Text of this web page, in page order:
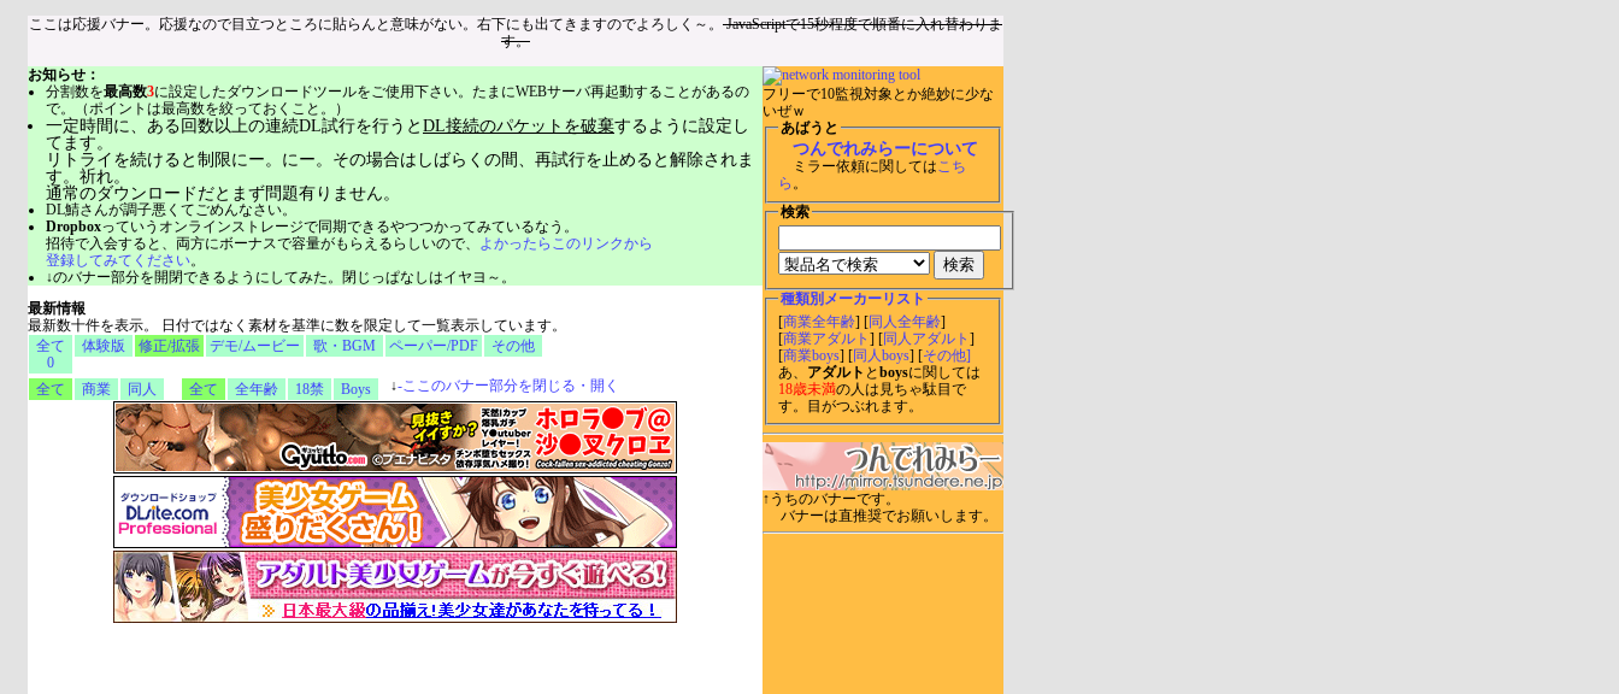
ここは応援バナー。応援なので目立つところに貼らんと意味がない。右下にも出てきますのでよろしく～。 JavaScriptで15秒程度で順番に入れ替わりま
す。
フリーで10監視対象とか絶妙に少な
いぜｗ
あばうと
つんでれみらーについて
ミラー依頼に関してはこち
ら 。
検索
種類別メーカーリスト
[商業全年齢 ] [同人全年齢]
[商業アダルト ] [同人アダルト ]
[商業boys] [同人boys ] [その他]
あ、 アダルト とboysに関しては
18歳未満の人は見ちゃ駄目で
す。目がつぶれます。
↑うちのバナーです。
バナーは直推奨でお願いします。
お知らせ：
分割数を最高数3に設定したダウンロードツールをご使用下さい。たまにWEBサーバ再起動することがあるの
で。（ポイントは最高数を絞っておくこと。）
一定時間に、ある回数以上の連続DL試行を行うとDL接続のパケットを破棄するように設定し
てます。
リトライを続けると制限にー。にー。その場合はしばらくの間、再試行を止めると解除されま
す。祈れ。
通常のダウンロードだとまず問題有りません。
DL鯖さんが調子悪くてごめんなさい。
Dropboxっていうオンラインストレージで同期できるやつつかってみているなう。
招待で入会すると、両方にボーナスで容量がもらえるらしいので、 よかったらこのリンクから
登録してみてください。
↓のバナー部分を開閉できるようにしてみた。閉じっぱなしはイヤヨ～。
最新情報
最新数十件を表示。 日付ではなく素材を基準に数を限定して一覧表示しています。
全て
0
体験版 修正/拡張 デモ/ムービー 歌・BGM ペーパー/PDF その他
全て 商業 同人 全て 全年齢 18禁 Boys ↓-ここのバナー部分を閉じる・開く